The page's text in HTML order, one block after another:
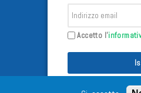
Accetto l'